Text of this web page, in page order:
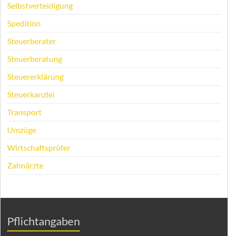
Selbstverteidigung
Spedition
Steuerberater
Steuerberatung
Steuererklärung
Steuerkanzlei
Transport
Umzüge
Wirtschaftsprüfer
Zahnärzte
Pflichtangaben